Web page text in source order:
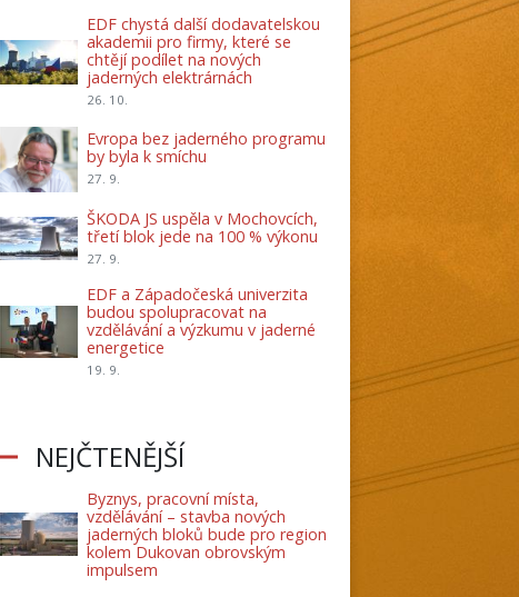
EDF chystá další dodavatelskou
akademii pro firmy, které se
chtějí podílet na nových
jaderných elektrárnách
26. 10.
Evropa bez jaderného programu
by byla k smíchu
27. 9.
ŠKODA JS uspěla v Mochovcích,
třetí blok jede na 100 % výkonu
27. 9.
EDF a Západočeská univerzita
budou spolupracovat na
vzdělávání a výzkumu v jaderné
energetice
19. 9.
NEJČTENĚJŠÍ
Byznys, pracovní místa,
vzdělávání – stavba nových
jaderných bloků bude pro region
kolem Dukovan obrovským
impulsem